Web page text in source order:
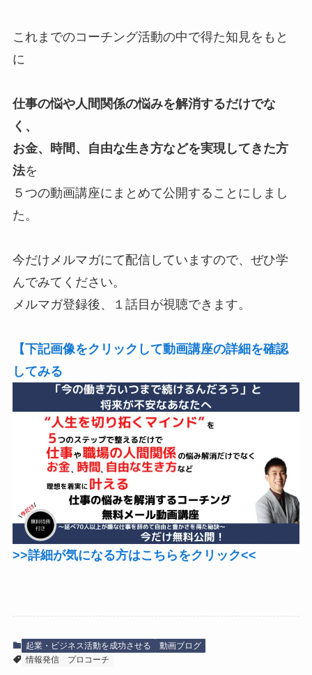
これまでのコーチング活動の中で得た知見をもと
に
仕事の悩や人間関係の悩みを解消するだけでな
く、
お金、時間、自由な生き方などを実現してきた方
法を
５つの動画講座にまとめて公開することにしまし
た。
今だけメルマガにて配信していますので、ぜひ学
んでみてください。
メルマガ登録後、１話目が視聴できます。
【下記画像をクリックして動画講座の詳細を確認
してみる
>>詳細が気になる方はこちらをクリック<<
起業・ビジネス活動を成功させる
動画ブログ
情報発信
プロコーチ